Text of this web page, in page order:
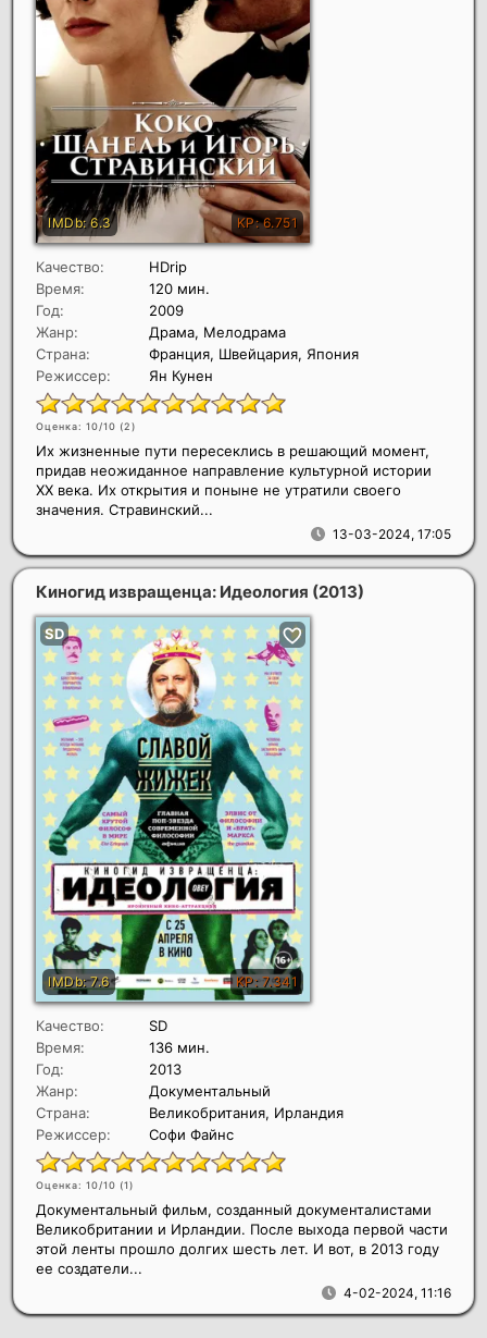
Качество:
HDrip
Время:
120 мин.
Год:
2009
Жанр:
Драма, Мелодрама
Страна:
Франция, Швейцария, Япония
Режиссер:
Ян Кунен
Оценка: 10/10 (2)
13-03-2024, 17:05
Их жизненные пути пересеклись в решающий момент,
придав неожиданное направление культурной истории
ХХ века. Их открытия и поныне не утратили своего
значения. Стравинский...
Киногид извращенца: Идеология (2013)
Качество:
SD
Время:
136 мин.
Год:
2013
Жанр:
Документальный
Страна:
Великобритания, Ирландия
Режиссер:
Софи Файнс
Оценка: 10/10 (1)
4-02-2024, 11:16
Документальный фильм, созданный документалистами
Великобритании и Ирландии. После выхода первой части
этой ленты прошло долгих шесть лет. И вот, в 2013 году
ее создатели...